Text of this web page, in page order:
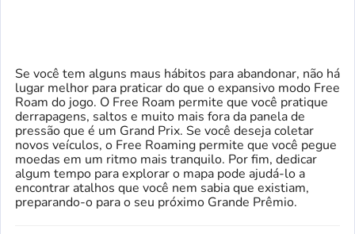
Se você tem alguns maus hábitos para abandonar, não há
lugar melhor para praticar do que o expansivo modo Free
Roam do jogo. O Free Roam permite que você pratique
derrapagens, saltos e muito mais fora da panela de
pressão que é um Grand Prix. Se você deseja coletar
novos veículos, o Free Roaming permite que você pegue
moedas em um ritmo mais tranquilo. Por fim, dedicar
algum tempo para explorar o mapa pode ajudá-lo a
encontrar atalhos que você nem sabia que existiam,
preparando-o para o seu próximo Grande Prêmio.